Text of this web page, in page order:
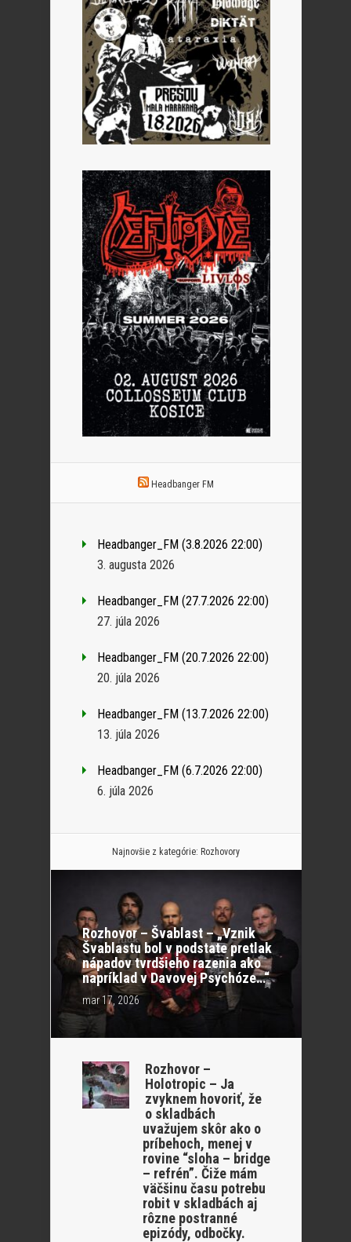
Headbanger FM
Headbanger_FM (3.8.2026 22:00)
3. augusta 2026
Headbanger_FM (27.7.2026 22:00)
27. júla 2026
Headbanger_FM (20.7.2026 22:00)
20. júla 2026
Headbanger_FM (13.7.2026 22:00)
13. júla 2026
Headbanger_FM (6.7.2026 22:00)
6. júla 2026
Najnovšie z kategórie: Rozhovory
Rozhovor – Švablast – „Vznik
Švablastu bol v podstate pretlak
nápadov tvrdšieho razenia ako
napríklad v Davovej Psychóze…“
mar 17, 2026
Rozhovor –
Holotropic – Ja
zvyknem hovoriť, že
o skladbách
uvažujem skôr ako o
príbehoch, menej v
rovine “sloha – bridge
– refrén”. Čiže mám
väčšinu času potrebu
robit v skladbách aj
rôzne postranné
epizódy, odbočky.